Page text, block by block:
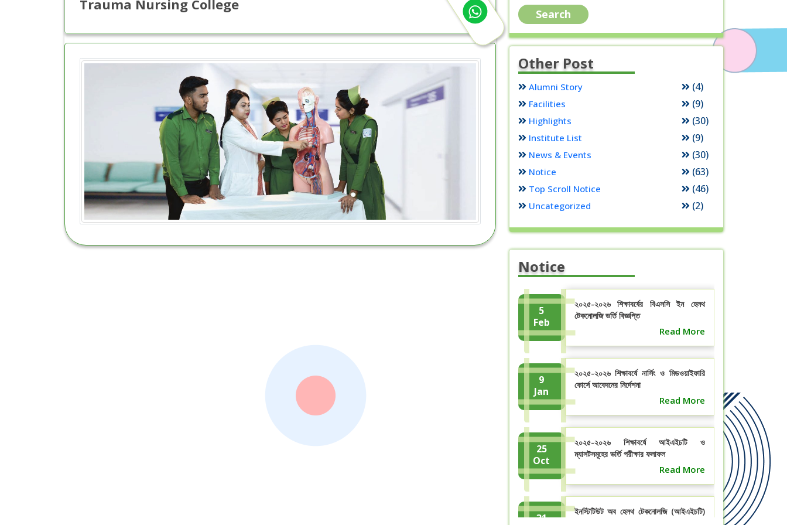
Trauma Nursing College
Other Post
Alumni Story (4)
Facilities (9)
Highlights (30)
Institute List (9)
News & Events (30)
Notice (63)
Top Scroll Notice (46)
Uncategorized (2)
Notice
5
Feb
২০২৫-২০২৬ শিক্ষাবর্ষের বিএসসি ইন হেলথ
টেকনোলজি ভর্তি বিজ্ঞপ্তি
Read More
9
Jan
২০২৫-২০২৬ শিক্ষাবর্ষে নার্সিং ও মিডওয়াইফারি
কোর্সে আবেদনের নির্দেশনা
Read More
25
Oct
২০২৫-২০২৬ শিক্ষাবর্ষে আইএইচটি ও
ম্যাসটসমূহের ভর্তি পরীক্ষার ফলাফল
Read More
31
ইনস্টিটিউট অব হেলথ টেকনোলজি (আইএইচটি)